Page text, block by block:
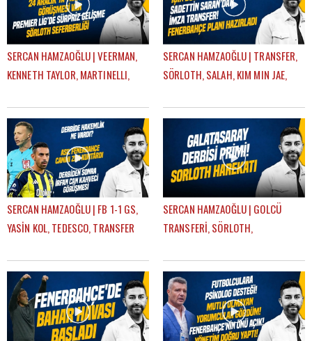
SERCAN HAMZAOĞLU | VEERMAN,
KENNETH TAYLOR, MARTINELLI,
FENERBAHÇE
SERCAN HAMZAOĞLU | TRANSFER,
SÖRLOTH, SALAH, KIM MIN JAE,
GÜNDEM FENERBAHÇE
SERCAN HAMZAOĞLU | FB 1-1 GS,
YASİN KOL, TEDESCO, TRANSFER
FENERBAHÇE
SERCAN HAMZAOĞLU | GOLCÜ
TRANSFERİ, SÖRLOTH,
RİZESPOR-FB | GÜNDEM
FENERBAHÇE